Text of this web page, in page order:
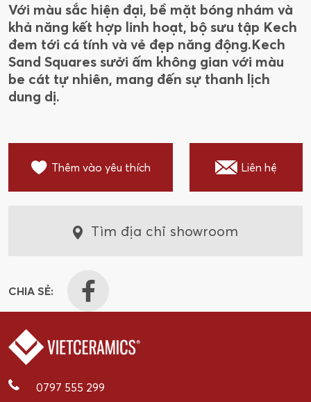
Với màu sắc hiện đại, bề mặt bóng nhám và
khả năng kết hợp linh hoạt, bộ sưu tập Kech
đem tới cá tính và vẻ đẹp năng động.Kech
Sand Squares sưởi ấm không gian với màu
be cát tự nhiên, mang đến sự thanh lịch
dung dị.
Thêm vào yêu thích Liên hệ
Tìm địa chỉ showroom
CHIA SẺ:
0797 555 299